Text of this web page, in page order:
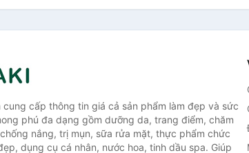
cung cấp thông tin giá cả sản phẩm làm đẹp và sức
phú đa dạng gồm dưỡng da, trang điểm, chăm
nắng, trị mụn, sữa rửa mặt, thực phẩm chức
dụng cụ cá nhân, nước hoa, tinh dầu spa. Giúp